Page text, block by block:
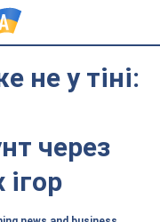
не у тіні:
через